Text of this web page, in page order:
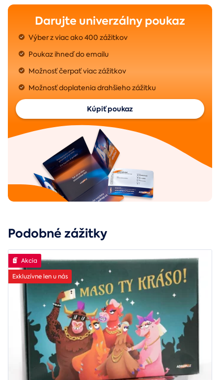
Darujte univerzálny poukaz
Výber z viac ako 400 zážitkov
Poukaz ihneď do emailu
Možnosť čerpať viac zážitkov
Možnosť doplatenia drahšieho zážitku
Kúpiť poukaz
Podobné zážitky
Akcia
Exkluzívne len u nás